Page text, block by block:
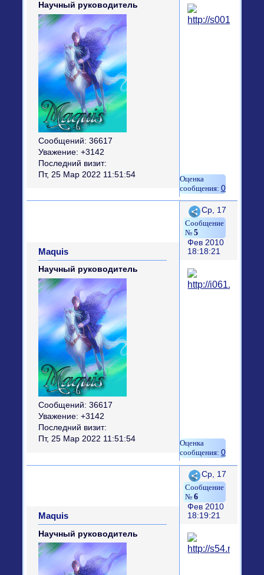
Научный руководитель
Сообщений: 36617
Уважение: +3142
Последний визит:
Пт, 25 Мар 2022 11:51:54
0
Поделиться
5
Ср, 17
Фев 2010
18:18:21
Maquis
Научный руководитель
Сообщений: 36617
Уважение: +3142
Последний визит:
Пт, 25 Мар 2022 11:51:54
0
Поделиться
6
Ср, 17
Фев 2010
18:19:21
Maquis
Научный руководитель